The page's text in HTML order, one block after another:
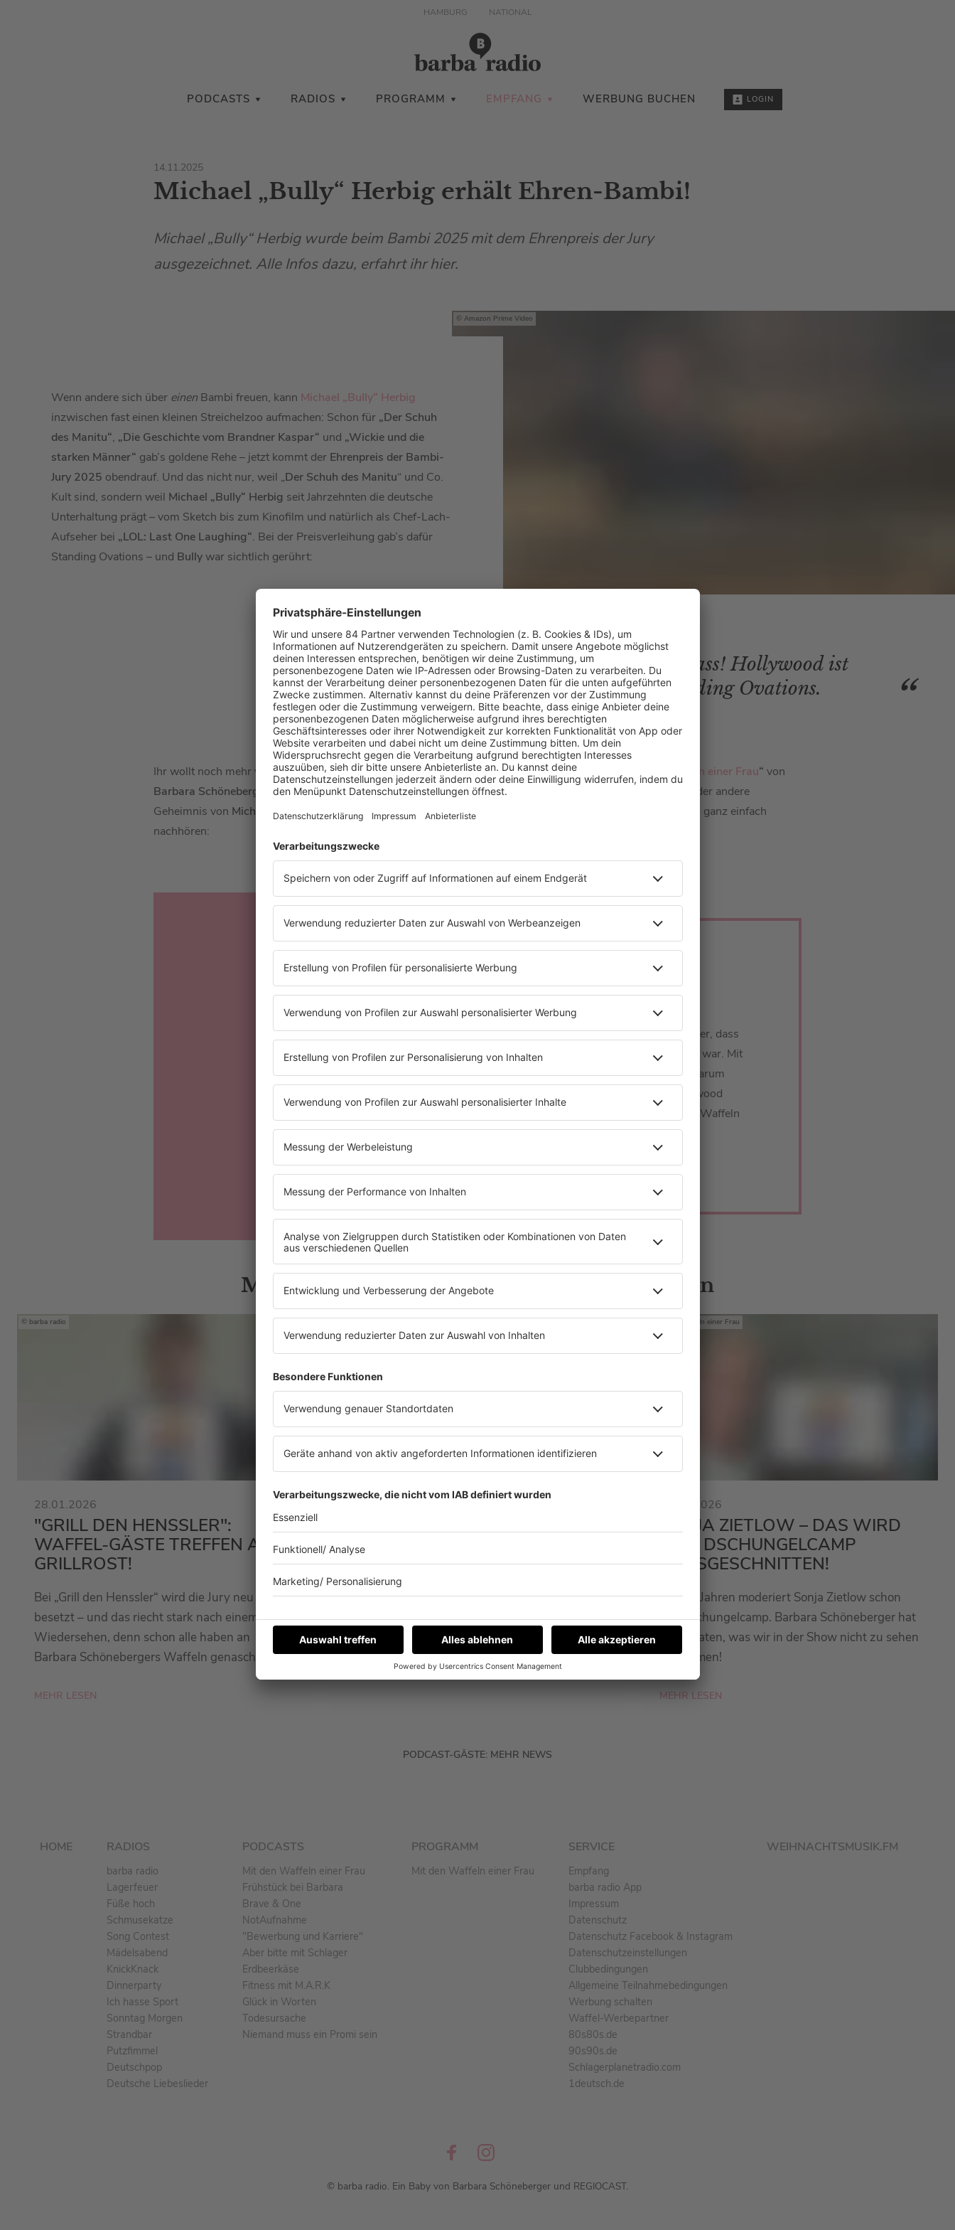
HAMBURG NATIONAL
PODCASTS RADIOS PROGRAMM EMPFANG WERBUNG BUCHEN LOGIN
14.11.2025
Michael „Bully“ Herbig erhält Ehren-Bambi!
Michael „Bully“ Herbig wurde beim Bambi 2025 mit dem Ehrenpreis der Jury
ausgezeichnet. Alle Infos dazu, erfahrt ihr hier.
Amazon Prime Video
Wenn andere sich über einen Bambi freuen, kann Michael „Bully“ Herbig
inzwischen fast einen kleinen Streichelzoo aufmachen: Schon für „Der Schuh
des Manitu“, „Die Geschichte vom Brandner Kaspar“ und „Wickie und die
starken Männer“ gab’s goldene Rehe – jetzt kommt der Ehrenpreis der Bambi-
Jury 2025 obendrauf. Und das nicht nur, weil „Der Schuh des Manitu“ und Co.
Kult sind, sondern weil Michael „Bully“ Herbig seit Jahrzehnten die deutsche
Unterhaltung prägt – vom Sketch bis zum Kinofilm und natürlich als Chef-Lach-
Aufseher bei „LOL: Last One Laughing“. Bei der Preisverleihung gab’s dafür
Standing Ovations – und Bullywar sichtlich gerührt:
Ihr seid’s echt süß. Das ist krass! Hollywood ist
anwesend, ihr gebt mir Standing Ovations.
MICHAEL „BULLY“ HERBIG
Ihr wollt noch mehr vonMichael „Bully“ Herbig erfahren? Dann hört euch doch denPodcast „ Mit den Waffeln einer Frau“ von
Barbara Schöneberger
mit Michael „Bully“ Herbigan. Dort konnteBarbara Schöneberger
noch an das ein oder andere
Geheimnis von Michael „Bully“ Herbigkommen. Hier könnt ihr die
ganz einfach
nachhören:
MICHAEL „BULLY“ HERBIG
Michael „Bully“ Herbig verrät bei Barbara Schöneberger, dass
er mal für einen Tag in Barbara Schöneberger verliebt war. Mit
welchem Musiker er schon verwechselt wurde und warum
Michael „Bully“ Herbig seine große Chance auf Hollywood
verpasst hat, hört ihr in der neuen Folge von „Mit den Waffeln
einer Frau“.
Mehr News zu Barbara Schönebergers Gästen
barba radio
28.01.2026
"GRILL DEN HENSSLER":
WAFFEL-GÄSTE TREFFEN AUF
GRILLROST!
Bei „Grill den Henssler“ wird die Jury neu
besetzt – und das riecht stark nach einem
Wiedersehen, denn schon alle haben an
Barbara Schönebergers Waffeln genascht.
MEHR LESEN
26.01.2026
EIGENTLICH NICHT?
Fynn Kliemann war zu Gast bei Barbara
Schöneberger im Podcast „Mit den Waffeln
einer Frau“. Und ja, es geht auch um eine Sache,
die er nicht kann.
Mit den Waffeln einer Frau
23.01.2026
SONJA ZIETLOW – DAS WIRD
BEIM DSCHUNGELCAMP
RAUSGESCHNITTEN!
Seit 20 Jahren moderiert Sonja Zietlow schon
das Dschungelcamp. Barbara Schöneberger hat
sie verraten, was wir in der Show nicht zu sehen
bekommen!
MEHR LESEN
PODCAST-GÄSTE: MEHR NEWS
HOME RADIOS
barba radio
Lagerfeuer
Füße hoch
Schmusekatze
Song Contest
Mädelsabend
KnickKnack
Dinnerparty
Ich hasse Sport
Sonntag Morgen
Strandbar
Putzfimmel
Deutschpop
Deutsche Liebeslieder
PODCASTS
Mit den Waffeln einer Frau
Frühstück bei Barbara
Brave & One
NotAufnahme
"Bewerbung und Karriere"
Aber bitte mit Schlager
Erdbeerkäse
Fitness mit M.A.R.K
Glück in Worten
Todesursache
Niemand muss ein Promi sein
PROGRAMM
Mit den Waffeln einer Frau
SERVICE
Empfang
barba radio App
Impressum
Datenschutz
Datenschutz Facebook & Instagram
Datenschutzeinstellungen
Clubbedingungen
Allgemeine Teilnahmebedingungen
Werbung schalten
Waffel-Werbepartner
80s80s.de
90s90s.de
Schlagerplanetradio.com
1deutsch.de
WEIHNACHTSMUSIK.FM
© barba radio. Ein Baby von Barbara Schöneberger und REGIOCAST.